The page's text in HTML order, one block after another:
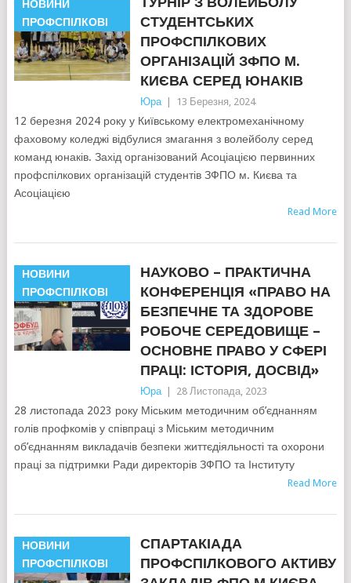
НОВИНИ
ПРОФСПІЛКОВІ
СТУДЕНТСЬКИХ
ПРОФСПІЛКОВИХ
ОРГАНІЗАЦІЙ ЗФПО М.
КИЄВА СЕРЕД ЮНАКІВ
Юра 13 Березня, 2024
12 березня 2024 року у Київському електромеханічному
фаховому коледжі відбулися змагання з волейболу серед
команд юнаків. Захід організований Асоціацією первинних
профспілкових організацій студентів ЗФПО м. Києва та
Асоціацією
Read More
НОВИНИ
ПРОФСПІЛКОВІ
НАУКОВО – ПРАКТИЧНА
КОНФЕРЕНЦІЯ «ПРАВО НА
БЕЗПЕЧНЕ ТА ЗДОРОВЕ
РОБОЧЕ СЕРЕДОВИЩЕ –
ОСНОВНЕ ПРАВО У СФЕРІ
ПРАЦІ: ІСТОРІЯ, ДОСВІД»
Юра 28 Листопада, 2023
28 листопада 2023 року Міським методичним об’єднанням
голів профкомів у співпраці з Міським методичним
об’єднанням викладачів безпеки життєдіяльності та охорони
праці за підтримки Ради директорів ЗФПО та Інституту
Read More
НОВИНИ
ПРОФСПІЛКОВІ
СПАРТАКІАДА
ПРОФСПІЛКОВОГО АКТИВУ